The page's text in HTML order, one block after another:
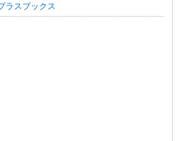
ラスブックス